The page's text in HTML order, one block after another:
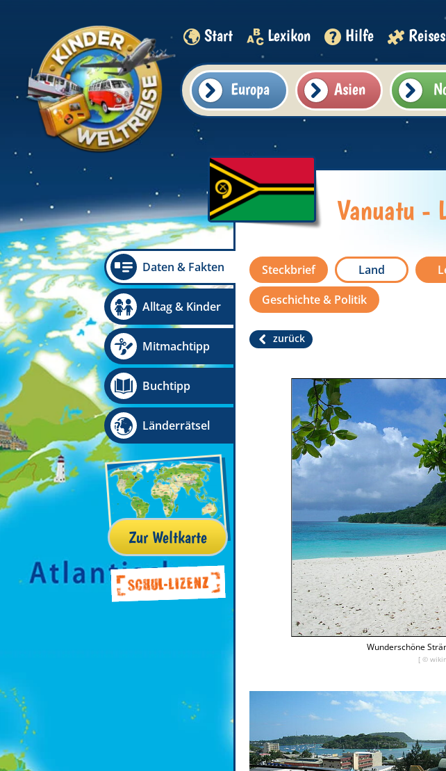
Start Lexikon Hilfe
Europa Asien
Daten & Fakten
Alltag & Kinder
Mitmachtipp
Buchtipp
Länderrätsel
Zur Weltkarte
Vanuatu -
Steckbrief Land
Geschichte & Politik
zurück
Wunderschöne
[ ©